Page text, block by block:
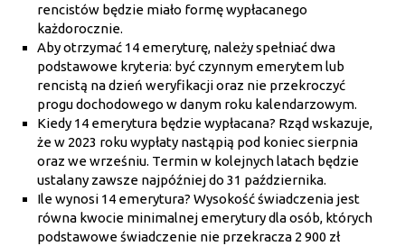
rencistów będzie miało formę wypłacanego
każdorocznie.
Aby otrzymać 14 emeryturę, należy spełniać dwa
podstawowe kryteria: być czynnym emerytem lub
rencistą na dzień weryfikacji oraz nie przekroczyć
progu dochodowego w danym roku kalendarzowym.
Kiedy 14 emerytura będzie wypłacana? Rząd wskazuje,
że w 2023 roku wypłaty nastąpią pod koniec sierpnia
oraz we wrześniu. Termin w kolejnych latach będzie
ustalany zawsze najpóźniej do 31 października.
Ile wynosi 14 emerytura? Wysokość świadczenia jest
równa kwocie minimalnej emerytury dla osób, których
podstawowe świadczenie nie przekracza 2 900 zł